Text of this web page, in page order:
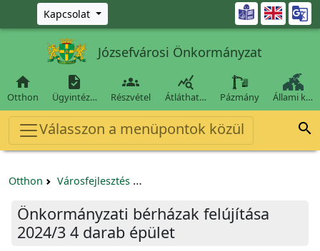
Ugrás a fő tartalomra
Kapcsolat 
Józsefvárosi Önkormányzat

Otthon

Ügyintéz…

Részvétel

Átláthat… Pázmány Állami k…
Válasszon a menüpontok közül 
Otthon Városfejlesztés
Önkormányzati bérházak felújítása
2024/3 4 darab épület